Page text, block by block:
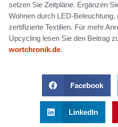
setzen Sie Zeitpläne. Ergänzen
Wohnen durch LED-
zertifizierte Textilien. Für mehr
Upcycling lesen Sie den Beitrag
wortchronik.de.
Facebook
LinkedIn